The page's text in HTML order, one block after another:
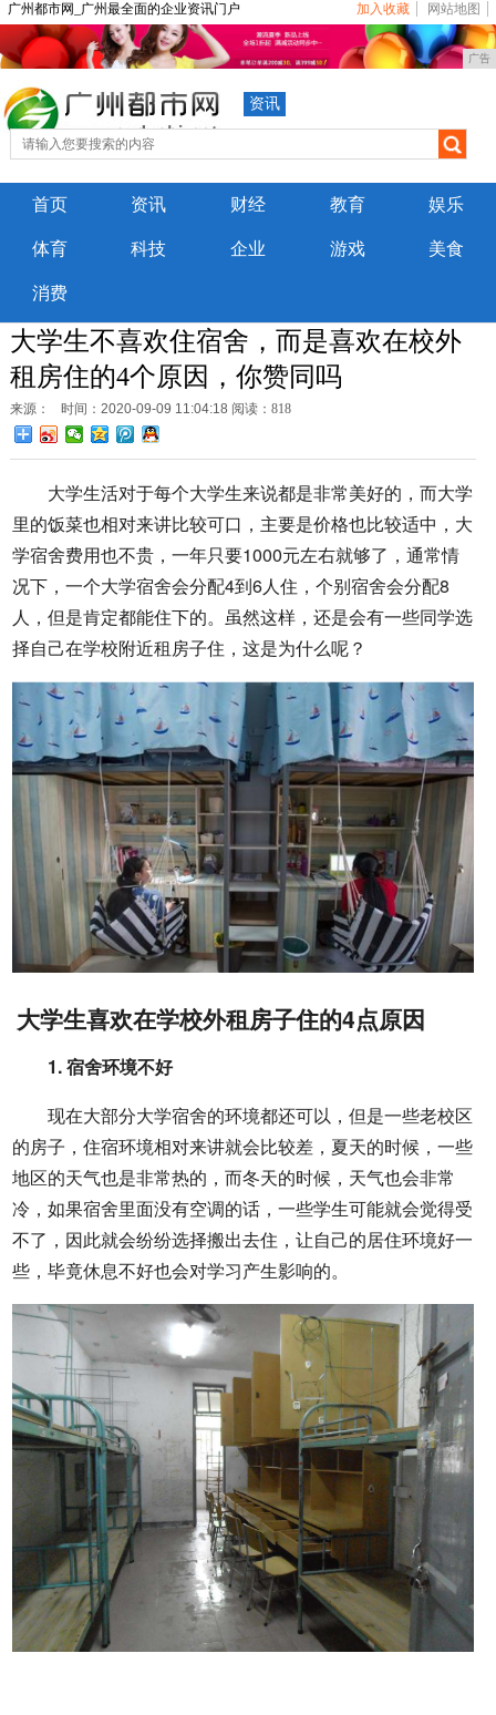
广州都市网_广州最全面的企业资讯门户 加入收藏 网站地图
广告
资讯
首页 资讯 财经 教育 娱乐
体育 科技 企业 游戏 美食
消费
大学生不喜欢住宿舍，而是喜欢在校外
租房住的4个原因，你赞同吗
来源： 时间：2020-09-09 11:04:18 阅读：818
大学生活对于每个大学生来说都是非常美好的，而大学
里的饭菜也相对来讲比较可口，主要是价格也比较适中，大
学宿舍费用也不贵，一年只要1000元左右就够了，通常情
况下，一个大学宿舍会分配4到6人住，个别宿舍会分配8
人，但是肯定都能住下的。虽然这样，还是会有一些同学选
择自己在学校附近租房子住，这是为什么呢？
大学生喜欢在学校外租房子住的4点原因
1. 宿舍环境不好
现在大部分大学宿舍的环境都还可以，但是一些老校区
的房子，住宿环境相对来讲就会比较差，夏天的时候，一些
地区的天气也是非常热的，而冬天的时候，天气也会非常
冷，如果宿舍里面没有空调的话，一些学生可能就会觉得受
不了，因此就会纷纷选择搬出去住，让自己的居住环境好一
些，毕竟休息不好也会对学习产生影响的。